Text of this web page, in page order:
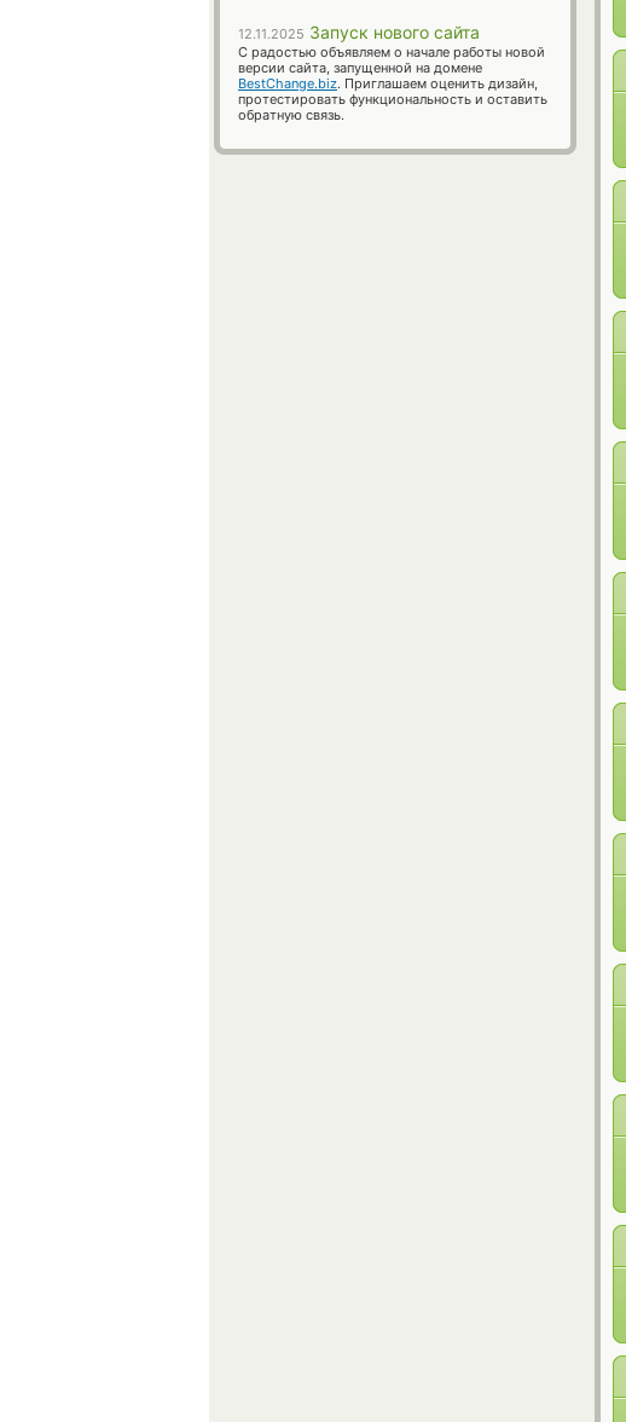
12.11.2025 Запуск нового сайта
С радостью объявляем о начале работы новой
версии сайта, запущенной на домене
BestChange.biz. Приглашаем оценить дизайн,
протестировать функциональность и оставить
обратную связь.